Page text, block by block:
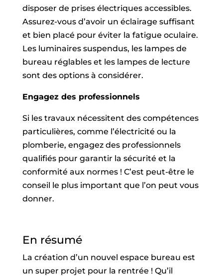
disposer de prises électriques accessibles.
Assurez-vous d’avoir un éclairage suffisant
et bien placé pour éviter la fatigue oculaire.
Les luminaires suspendus, les lampes de
bureau réglables et les lampes de lecture
sont des options à considérer.
Engagez des professionnels
Si les travaux nécessitent des compétences
particulières, comme l’électricité ou la
plomberie, engagez des professionnels
qualifiés pour garantir la sécurité et la
conformité aux normes ! C’est peut-être le
conseil le plus important que l’on peut vous
donner.
En résumé
La création d’un nouvel espace bureau est
un super projet pour la rentrée ! Qu’il